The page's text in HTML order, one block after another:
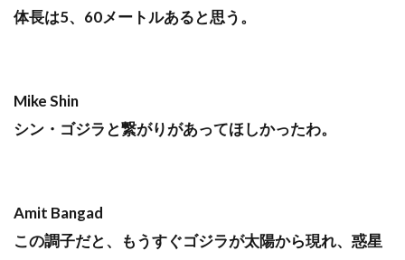
体長は5、60メートルあると思う。
Mike Shin
シン・ゴジラと繋がりがあってほしかったわ。
Amit Bangad
この調子だと、もうすぐゴジラが太陽から現れ、惑星